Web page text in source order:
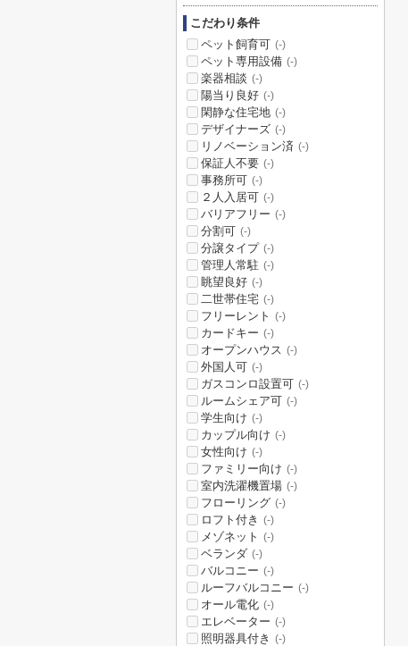
こだわり条件
ペット飼育可 (-)
ペット専用設備 (-)
楽器相談 (-)
陽当り良好 (-)
閑静な住宅地 (-)
デザイナーズ (-)
リノベーション済 (-)
保証人不要 (-)
事務所可 (-)
２人入居可 (-)
バリアフリー (-)
分割可 (-)
分譲タイプ (-)
管理人常駐 (-)
眺望良好 (-)
二世帯住宅 (-)
フリーレント (-)
カードキー (-)
オープンハウス (-)
外国人可 (-)
ガスコンロ設置可 (-)
ルームシェア可 (-)
学生向け (-)
カップル向け (-)
女性向け (-)
ファミリー向け (-)
室内洗濯機置場 (-)
フローリング (-)
ロフト付き (-)
メゾネット (-)
ベランダ (-)
バルコニー (-)
ルーフバルコニー (-)
オール電化 (-)
エレベーター (-)
照明器具付き (-)